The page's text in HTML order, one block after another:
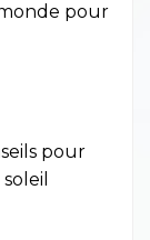
pour
pour